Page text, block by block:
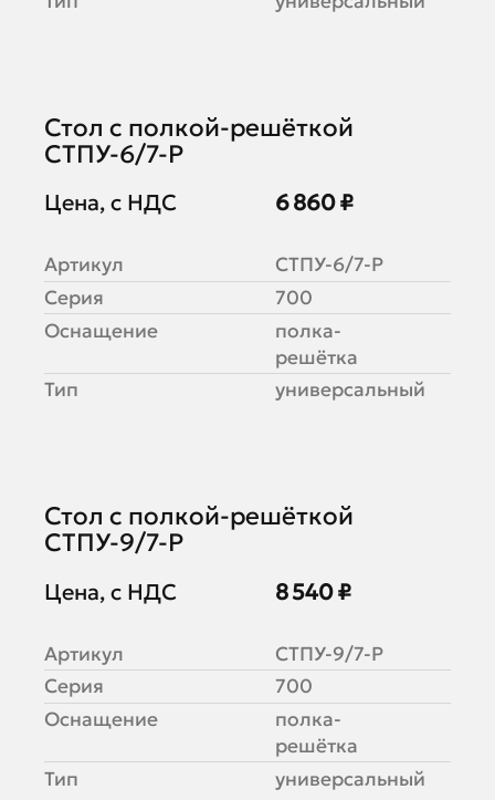
Стол с полкой-решёткой
СТПУ-6/7-Р
Цена, с НДС 6 860 ₽
Артикул
СТПУ-6/7-Р
Серия
700
Оснащение
полка-
решётка
Тип
универсальный
Стол с полкой-решёткой
СТПУ-9/7-Р
Цена, с НДС 8 540 ₽
Артикул
СТПУ-9/7-Р
Серия
700
Оснащение
полка-
решётка
Тип
универсальный